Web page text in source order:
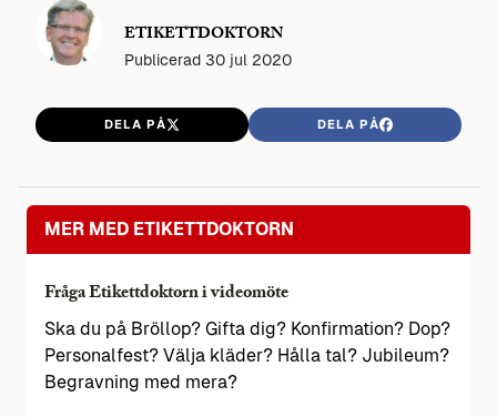
ETIKETTDOKTORN
Publicerad 30 jul 2020
DELA PÅ DELA PÅ
MER MED ETIKETTDOKTORN
Fråga Etikettdoktorn i videomöte
Ska du på Bröllop? Gifta dig? Konfirmation? Dop?
Personalfest? Välja kläder? Hålla tal? Jubileum?
Begravning med mera?